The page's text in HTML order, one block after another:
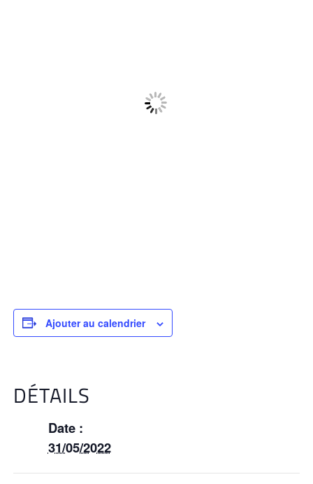
Ajouter au calendrier
DÉTAILS
Date :
31/05/2022